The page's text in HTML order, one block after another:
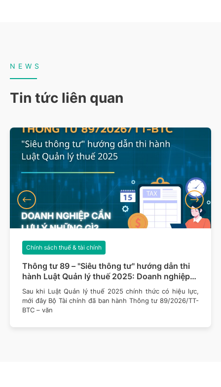
NEWS
Tin tức liên quan
Thông tư 89 – "Siêu thông tư" hướng dẫn thi
hành Luật Quản lý thuế 2025: Doanh nghiệp
cần lưu ý những gì?
Chính sách thuế & tài chính
Sau khi Luật Quản lý thuế 2025 chính thức có hiệu lực,
mới đây Bộ Tài chính đã ban hành Thông tư 89/2026/TT-
BTC – văn